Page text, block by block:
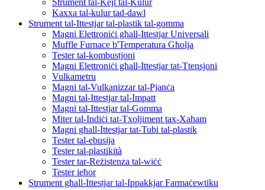
Kaxxa tal-kulur tad-dawl
Strument tal-Ittestjar tal-plastik tal-gomma
Magni Elettroniċi għall-Ittestjar Universali
Muffle Furnace b'Temperatura Għolja
Tester tal-kombustjoni
Magni Elettroniċi għall-Ittestjar tat-Ttensjoni
Vulkametru
Magni tal-Vulkanizzar tal-Pjanċa
Magni tal-Ittestjar tal-Impatt
Magni tal-Ittestjar tal-Gomma
Miter tal-Indiċi tat-Txoljiment tax-Xaħam
Magni għall-Ittestjar tat-Tubi tal-plastik
Tester tal-ebusija
Tester tal-plastikità
Tester tar-Reżistenza tal-wiċċ
Tester ieħor
Strument għall-Ittestjar tal-Ippakkjar Farmaċewtiku